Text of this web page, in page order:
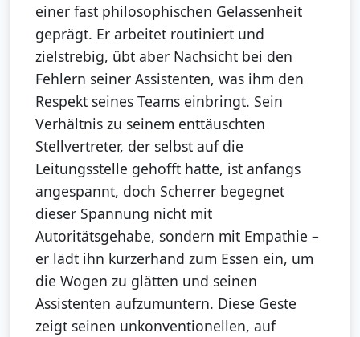
einer fast philosophischen Gelassenheit
geprägt. Er arbeitet routiniert und
zielstrebig, übt aber Nachsicht bei den
Fehlern seiner Assistenten, was ihm den
Respekt seines Teams einbringt. Sein
Verhältnis zu seinem enttäuschten
Stellvertreter, der selbst auf die
Leitungsstelle gehofft hatte, ist anfangs
angespannt, doch Scherrer begegnet
dieser Spannung nicht mit
Autoritätsgehabe, sondern mit Empathie –
er lädt ihn kurzerhand zum Essen ein, um
die Wogen zu glätten und seinen
Assistenten aufzumuntern. Diese Geste
zeigt seinen unkonventionellen, auf